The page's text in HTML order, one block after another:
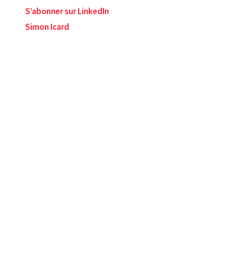
S’abonner sur LinkedIn
Simon Icard